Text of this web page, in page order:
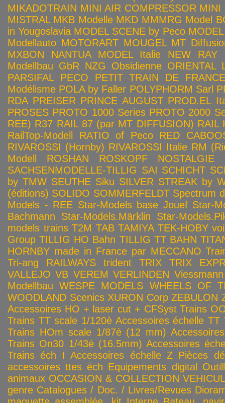
MIKADOTRAIN MINI AIR COMPRESSOR MINI
MISTRAL MKB Modelle MKD MMMRG Model
in Yougoslavia MODEL SCENE by Peco
Modellauto MOTORART MOUGEL MT
MXBON
NANTUA MODEL Italie NEW RAY
Modellbau GbR NZG Obsidienne ORIENTAL
PARSIFAL
PECO
PETIT TRAIN DE FRANCE
Modélisme POLA by Faller POLYPHORM Sarl
RDA PREISER PRINCE AUGUST PROD.EL
PROSES PROTO 1000 Series PROTO 2000
REE) R37 RAIL 87 (par MT DIFFUSION) RAIL
RailTop-Modell
RATIO of Peco
RED
RIVAROSSI (Hornby) RIVAROSSI Italie RM
Modell
ROSHAN ROSKOPF NOSTALGIE
SACHSENMODELLE-TILLIG SAI SCHICHT
by TMW SEUTHE Siku SILVER STREAK by
(éditions) SOLIDO SOMMERFELDT Spectrum
Models - REE Star-Models base Jouef Star-
Bachmann
Star-Models.Märklin
Star-
models trains T2M TAB TAMIYA TEK-HOBY
Group TILLIG HO Bahn TILLIG TT BAHN
HORNBY made in France par MECCANO
Tri-ang RAILWAYS
trident TRIX
TRIX
VALLEJO VB VEREM VERLINDEN Viessmann
Modellbau WESPE MODELS WHEELS OF
WOODLAND Scenics XURON Corp ZEBULON
Accessoires HO + laser cut + CFSyst Trains
Trains TT scale 1/120è Accessoires échelle TT
Trains HOm scale 1/87è (12 mm)
Trains On30 1/43è (16.5mm) Accessoires
Trains éch I Accessoires échelle Z Pièces
accessoires ttes éch Equipements digital
animaux OCCASION & COLLECTION
genre Catalogues / Doc. / Livres/Revues